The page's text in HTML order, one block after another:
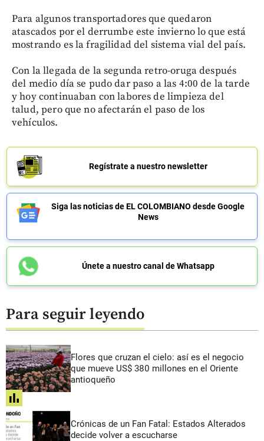
Para algunos transportadores que quedaron
atascados por el derrumbe este invierno lo que está
mostrando es la fragilidad del sistema vial del país.
Con la llegada de la segunda retro-oruga después
del medio día se pudo dar paso a las 4:00 de la tarde
y hoy continuaban con labores de limpieza del
talud, pero que no afectarán el paso de los
vehículos.
Regístrate a nuestro newsletter
Siga las noticias de EL COLOMBIANO desde Google
News
Únete a nuestro canal de Whatsapp
Para seguir leyendo
Flores que cruzan el cielo: así es el negocio
que mueve US$ 380 millones en el Oriente
antioqueño
share
Crónicas de un Fan Fatal: Estados Alterados
decide volver a escucharse